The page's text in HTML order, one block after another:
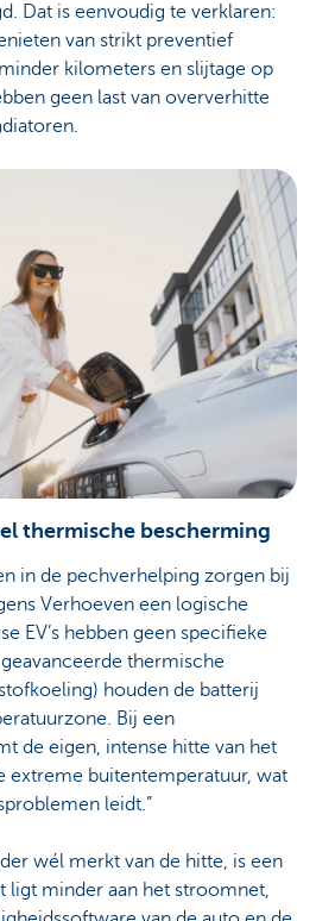
Dat is eenvoudig te verklaren:
van strikt preventief
kilometers en slijtage op
geen last van oververhitte
thermische bescherming
in de pechverhelping zorgen bij
Verhoeven een logische
EV’s hebben geen specifieke
thermische
houden de batterij
Bij een
de eigen, intense hitte van het
extreme buitentemperatuur, wat
leidt.”
wél merkt van de hitte, is een
ligt minder aan het stroomnet,